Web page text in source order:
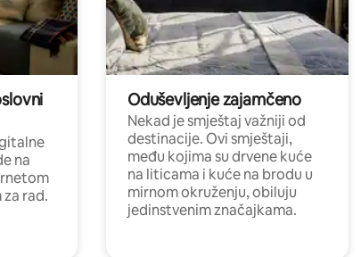
na
rad.
Oduševljenje zajamčeno
Nekad je smještaj važniji od
destinacije. Ovi smještaji,
među kojima su drvene kuće
na liticama i kuće na brodu u
mirnom okruženju, obiluju
jedinstvenim značajkama.